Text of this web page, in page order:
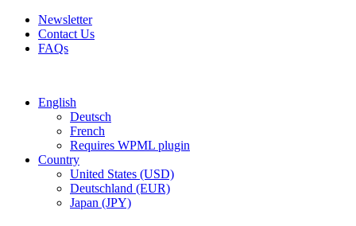
Newsletter
Contact Us
FAQs
English
Deutsch
French
Requires WPML plugin
Country
United States (USD)
Deutschland (EUR)
Japan (JPY)